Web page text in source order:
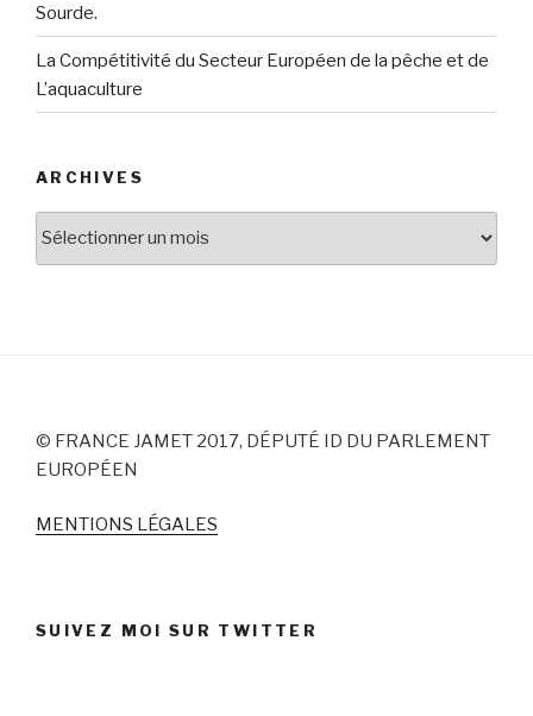
Sourde.
La Compétitivité du Secteur Européen de la pêche et de
L’aquaculture
ARCHIVES
Archives
© FRANCE JAMET 2017, DÉPUTÉ ID DU PARLEMENT
EUROPÉEN
MENTIONS LÉGALES
SUIVEZ MOI SUR TWITTER